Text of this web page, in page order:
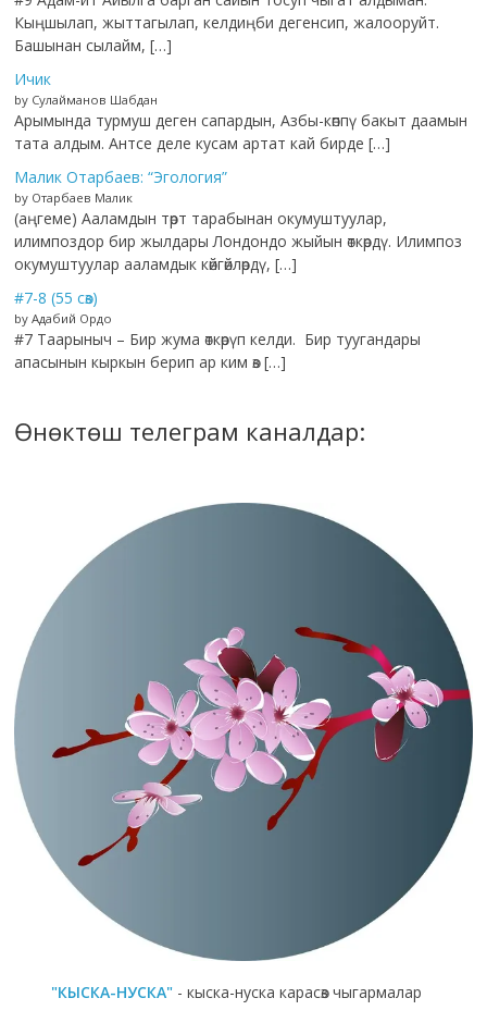
Кыңшылап, жыттагылап, келдиңби дегенсип, жалооруйт.
Башынан сылайм, […]
Ичик
by Сулайманов Шабдан
Арымында турмуш деген сапардын, Азбы-көппү бакыт даамын
тата алдым. Антсе деле кусам артат кай бирде […]
Малик Отарбаев: “Эгология”
by Отарбаев Малик
(аңгеме) Ааламдын төрт тарабынан окумуштуулар,
илимпоздор бир жылдары Лондондо жыйын өткөрдү. Илимпоз
окумуштуулар ааламдык көйгөйлөрдү, […]
#7-8 (55 сөз)
by Адабий Ордо
#7 Таарыныч – Бир жума өткөрүп келди. Бир туугандары
апасынын кыркын берип ар ким өз […]
Өнөктөш телеграм каналдар:
"КЫСКА-НУСКА" - кыска-нуска карасөз чыгармалар